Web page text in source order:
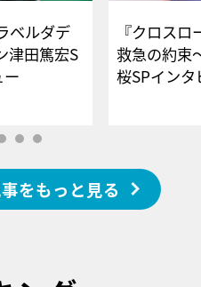
ベルダデ
津田篤宏S
ュー
『クロス
救急の約束
桜SPイ
をもっと見る